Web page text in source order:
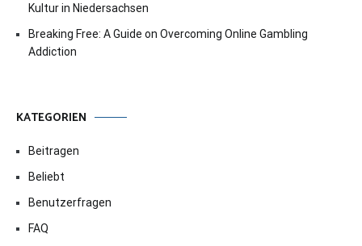
Kultur in Niedersachsen
Breaking Free: A Guide on Overcoming Online Gambling
Addiction
KATEGORIEN
Beitragen
Beliebt
Benutzerfragen
FAQ